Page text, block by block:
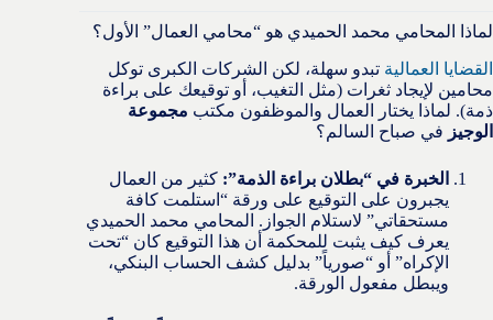
لماذا المحامي محمد الحميدي هو “محامي العمال” الأول؟
القضايا العمالية تبدو سهلة، لكن الشركات الكبرى توكل
محامين لإيجاد ثغرات (مثل التغيب، أو توقيعك على براءة
ذمة). لماذا يختار العمال والموظفون مكتب مجموعة
الوجيز في صباح السالم؟
الخبرة في “بطلان براءة الذمة”: كثير من العمال
يجبرون على التوقيع على ورقة “استلمت كافة
مستحقاتي” لاستلام الجواز. المحامي محمد الحميدي
يعرف كيف يثبت للمحكمة أن هذا التوقيع كان “تحت
الإكراه” أو “صورياً” بدليل كشف الحساب البنكي،
ويبطل مفعول الورقة.